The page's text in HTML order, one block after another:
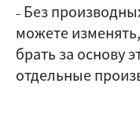
– Без
можете
брать за основу
отдельные